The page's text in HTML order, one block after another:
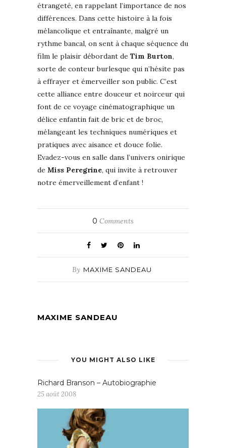
étrangeté, en rappelant l’importance de nos
différences. Dans cette histoire à la fois
mélancolique et entraînante, malgré un
rythme bancal, on sent à chaque séquence du
film le plaisir débordant de Tim Burton,
sorte de conteur burlesque qui n’hésite pas
à effrayer et émerveiller son public. C’est
cette alliance entre douceur et noirceur qui
font de ce voyage cinématographique un
délice enfantin fait de bric et de broc,
mélangeant les techniques numériques et
pratiques avec aisance et douce folie.
Evadez-vous en salle dans l’univers onirique
de Miss Peregrine, qui invite à retrouver
notre émerveillement d’enfant !
0 Comments
By MAXIME SANDEAU
MAXIME SANDEAU
YOU MIGHT ALSO LIKE
Richard Branson – Autobiographie
25 août 2008